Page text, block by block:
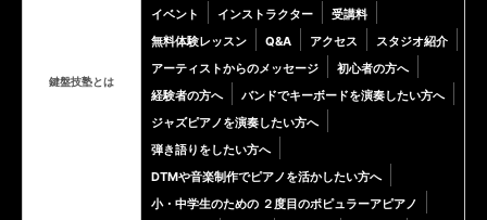
鍵盤技塾とは
イベント
インストラクター
受講料
無料体験レッスン
Q&A アクセス
スタジオ紹介
アーティストからのメッセージ
初心者の方へ
経験者の方へ
バンドでキーボードを演奏したい方へ
ジャズピアノを演奏したい方へ
弾き語りをしたい方へ
DTMや音楽制作でピアノを活かしたい方へ
小・中学生のための ２度目のポピュラーアピアノ